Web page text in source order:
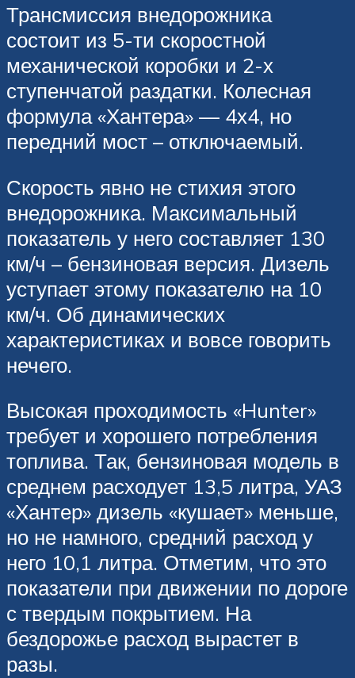
Трансмиссия внедорожника
состоит из 5-ти скоростной
механической коробки и 2-х
ступенчатой раздатки. Колесная
формула «Хантера» — 4х4, но
передний мост – отключаемый.
Скорость явно не стихия этого
внедорожника. Максимальный
показатель у него составляет 130
км/ч – бензиновая версия. Дизель
уступает этому показателю на 10
км/ч. Об динамических
характеристиках и вовсе говорить
нечего.
Высокая проходимость «Hunter»
требует и хорошего потребления
топлива. Так, бензиновая модель в
среднем расходует 13,5 литра, УАЗ
«Хантер» дизель «кушает» меньше,
но не намного, средний расход у
него 10,1 литра. Отметим, что это
показатели при движении по дороге
с твердым покрытием. На
бездорожье расход вырастет в
разы.